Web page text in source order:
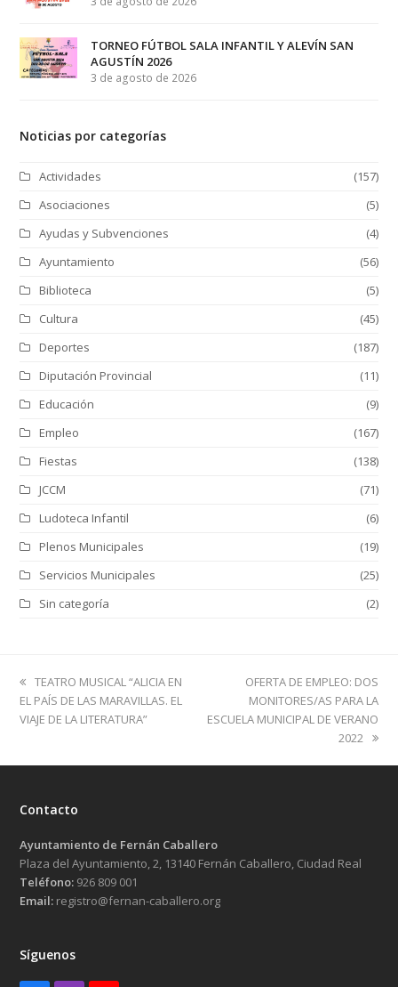
TORNEO FÚTBOL SALA INFANTIL Y ALEVÍN SAN
AGUSTÍN 2026
3 de agosto de 2026
Noticias por categorías
Actividades
(157)
Asociaciones
(5)
Ayudas y Subvenciones
(4)
Ayuntamiento
(56)
Biblioteca
(5)
Cultura
(45)
Deportes
(187)
Diputación Provincial
(11)
Educación
(9)
Empleo
(167)
Fiestas
(138)
JCCM
(71)
Ludoteca Infantil
(6)
Plenos Municipales
(19)
Servicios Municipales
(25)
Sin categoría
(2)
previous
post:
TEATRO MUSICAL “ALICIA EN
EL PAÍS DE LAS MARAVILLAS. EL
VIAJE DE LA LITERATURA”
next
post:
OFERTA DE EMPLEO: DOS
MONITORES/AS PARA LA
ESCUELA MUNICIPAL DE VERANO
2022
Contacto
Ayuntamiento de Fernán Caballero
Plaza del Ayuntamiento, 2, 13140 Fernán Caballero, Ciudad Real
Teléfono: 926 809 001
Email: registro@fernan-caballero.org
Síguenos